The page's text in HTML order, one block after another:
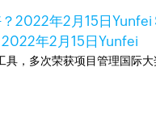
2022年2月15日Yunfei
2022年2月15日Yunfei
，多次荣获项目管理国际